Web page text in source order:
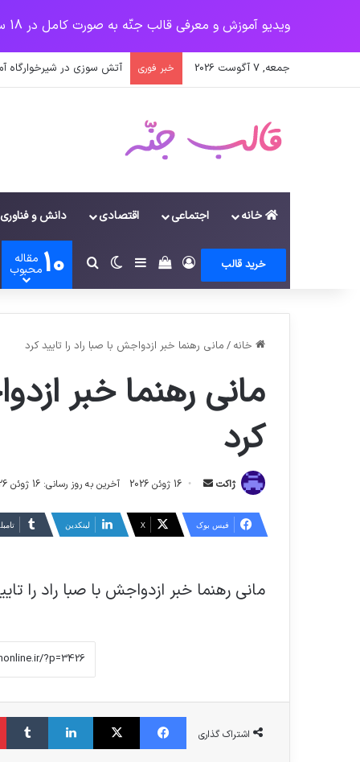
ویدیو آموزش و معرفی قالب جنّه به صورت کامل در 18 سرفصل
جمعه, 7 آگوست 2026 خبر فوری پرداخت زودهنگام حقوق
خانه اجتماعی اقتصادی دانش و فناوری
خرید قالب وروددیدن سبد خرید
سایدبارتغییر پوسته
جستجو برای
10 مقاله
محبوب
خانه / مانی رهنما خبر ازدواجش با صبا راد را تایید کرد
مانی رهنما خبر
کرد
ژاکت
ارسال 16 ژوئن 2026 آخرین به روز رسانی: 16 ژوئن 2026
فیس بوک X لینکدین
مانی رهنما خبر ازدواجش با صبا راد را
اشتراک گذاری
فیس بوک X لینکدین